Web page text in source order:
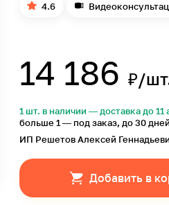
4.6
14 186 ₽/
1 шт. в наличии — доставка до 11
больше 1 — под заказ, до 30 дней
ИП Решетов Алексей
Добавить в